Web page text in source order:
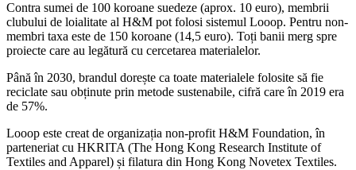
Contra sumei de 100 koroane suedeze (aprox. 10 euro), membrii
clubului de loialitate al H&M pot folosi sistemul Looop. Pentru non-
membri taxa este de 150 koroane (14,5 euro). Toți banii merg spre
proiecte care au legătură cu cercetarea materialelor.
Până în 2030, brandul dorește ca toate materialele folosite să fie
reciclate sau obținute prin metode sustenabile, cifră care în 2019 era
de 57%.
Looop este creat de organizația non-profit H&M Foundation, în
parteneriat cu HKRITA (The Hong Kong Research Institute of
Textiles and Apparel) și filatura din Hong Kong Novetex Textiles.